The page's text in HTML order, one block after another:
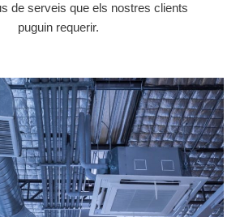
de serveis que els nostres clients
puguin requerir.